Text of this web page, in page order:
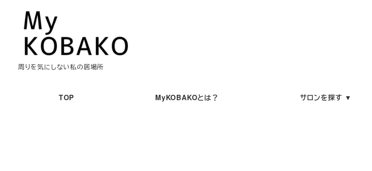
周りを気にしない私の居場所
TOP MyKOBAKOとは？ サロンを探す ▼